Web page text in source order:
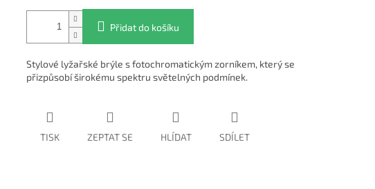
Přidat do košíku
Stylové lyžařské brýle s fotochromatickým zorníkem, který se
přizpůsobí širokému spektru světelných podmínek.
TISK ZEPTAT SE HLÍDAT SDÍLET